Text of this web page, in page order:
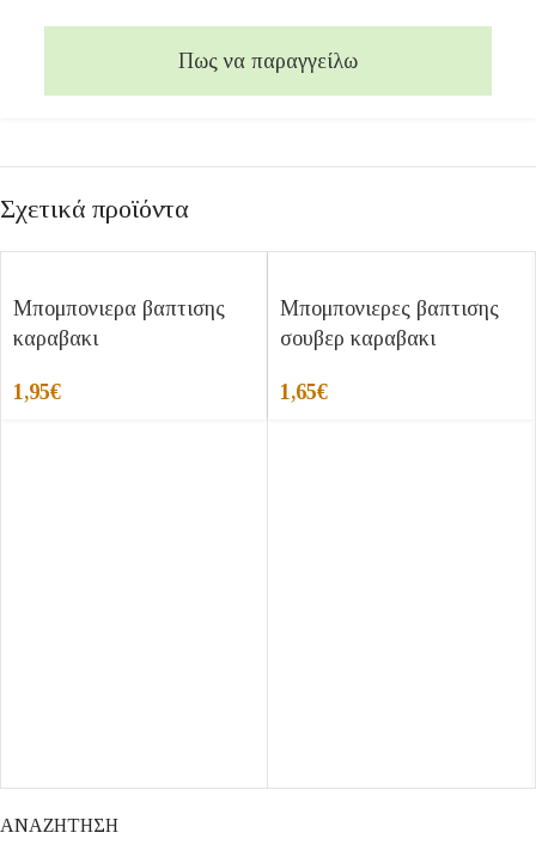
Πως να παραγγείλω
Σχετικά προϊόντα
Μπομπονιερα βαπτισης
καραβακι
1,95€
Μπομπονιερες βαπτισης
σουβερ καραβακι
1,65€
ΑΝΑΖΗΤΗΣΗ